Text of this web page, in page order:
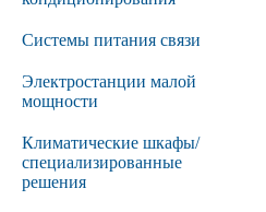
Системы питания связи
Электростанции малой
мощности
Климатические шкафы/
специализированные
решения